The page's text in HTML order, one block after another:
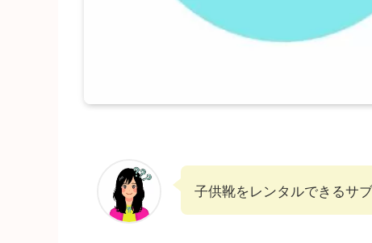
子供靴をレンタルできるサ